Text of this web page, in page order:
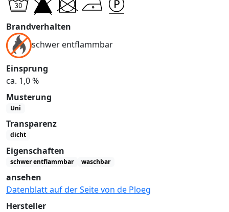
Brandverhalten
schwer entflammbar
Einsprung
ca. 1,0 %
Musterung
Uni
Transparenz
dicht
Eigenschaften
schwer entflammbar waschbar
ansehen
Datenblatt auf der Seite von de Ploeg
Hersteller